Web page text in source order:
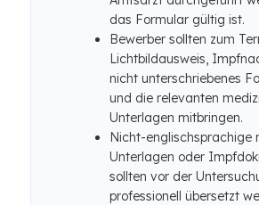
das Formular gültig ist.
Bewerber sollten zum
Lichtbildausweis,
nicht unterschriebenes
und die relevanten
Unterlagen mitbringen.
Nicht-englischsprachige
Unterlagen oder
sollten vor der
professionell übersetzt